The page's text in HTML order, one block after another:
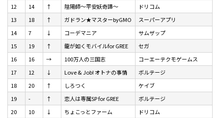
12
14 ↑ 陰陽師～平安妖奇譚～
ドリコム
13
18 ↑ ガドラン★マスターbyGMO
スーパーアプリ
14
7 ↓ コーデマニア
サムザップ
15
19 ↑ 龍が如くモバイルfor GREE
セガ
16
16 → 100万人の三国志
コーエーテクモゲームス
17
12 ↓ Love & Job! オトナの事情
ボルテージ
18
20 ↑ しろつく
ケイブ
19
- ↑ 恋人は専属SP for GREE
ボルテージ
20
10 ↓ ちょこっとファーム ドリコム